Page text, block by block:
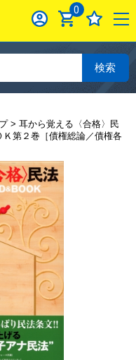
0
検索
> 耳から覚える〈合格〉民
第２巻［債権総論／債権各